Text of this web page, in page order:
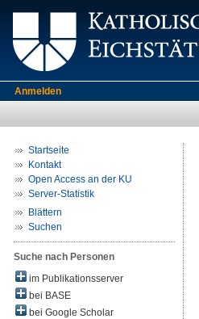
Anmelden
Startseite
Kontakt
Open Access an der KU
Server-Statistik
Blättern
Suchen
Suche nach Personen
im Publikationsserver
bei BASE
bei Google Scholar